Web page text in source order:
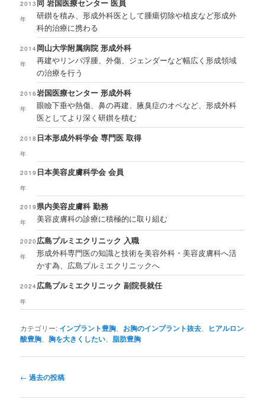
2013
年
同 岩国医療センター 医員
研鑚を積み、形成外科医として腫瘍切除や植皮など形成外
科的治療に携わる
2014
年
岡山大学附属病院 形成外科
再建やリンパ浮腫、外傷、ジェンダーなど幅広く形成領域
の治療を行う
2016
年
岩国医療センター 形成外科
眼瞼下垂や熱傷、鼻の再建、腋臭症のオペなど、形成外科
医としてより深く研鑚を積む
2018
年
日本形成外科学会 専門医 取得
2019
年
日本美容皮膚科学会 会員
2019
年
県内美容皮膚科 勤務
美容皮膚科の診療に積極的に取り組む
2020
年
広島プルミエクリニック 入職
形成外科専門医の知識と技術を美容外科・美容皮膚科へ活
かす為、広島プルミエクリニックへ
2024
年
広島プルミエクリニック 副院長就任
カテゴリー: インプラント豊胸 お胸のインプラント抜去
ヒアルロン
酸豊胸
胸を大きくしたい 脂肪豊胸
投
ナ
← 過去の投稿